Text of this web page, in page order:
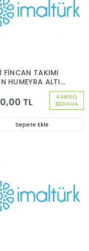
KARGO
BEDAVA
FİNCAN TAKIMI
HUMEYRA ALTIN
TL
Sepete Ekle